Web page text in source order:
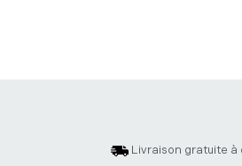
Livraison gratuite à